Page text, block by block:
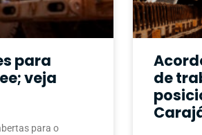
para
veja
para o
de